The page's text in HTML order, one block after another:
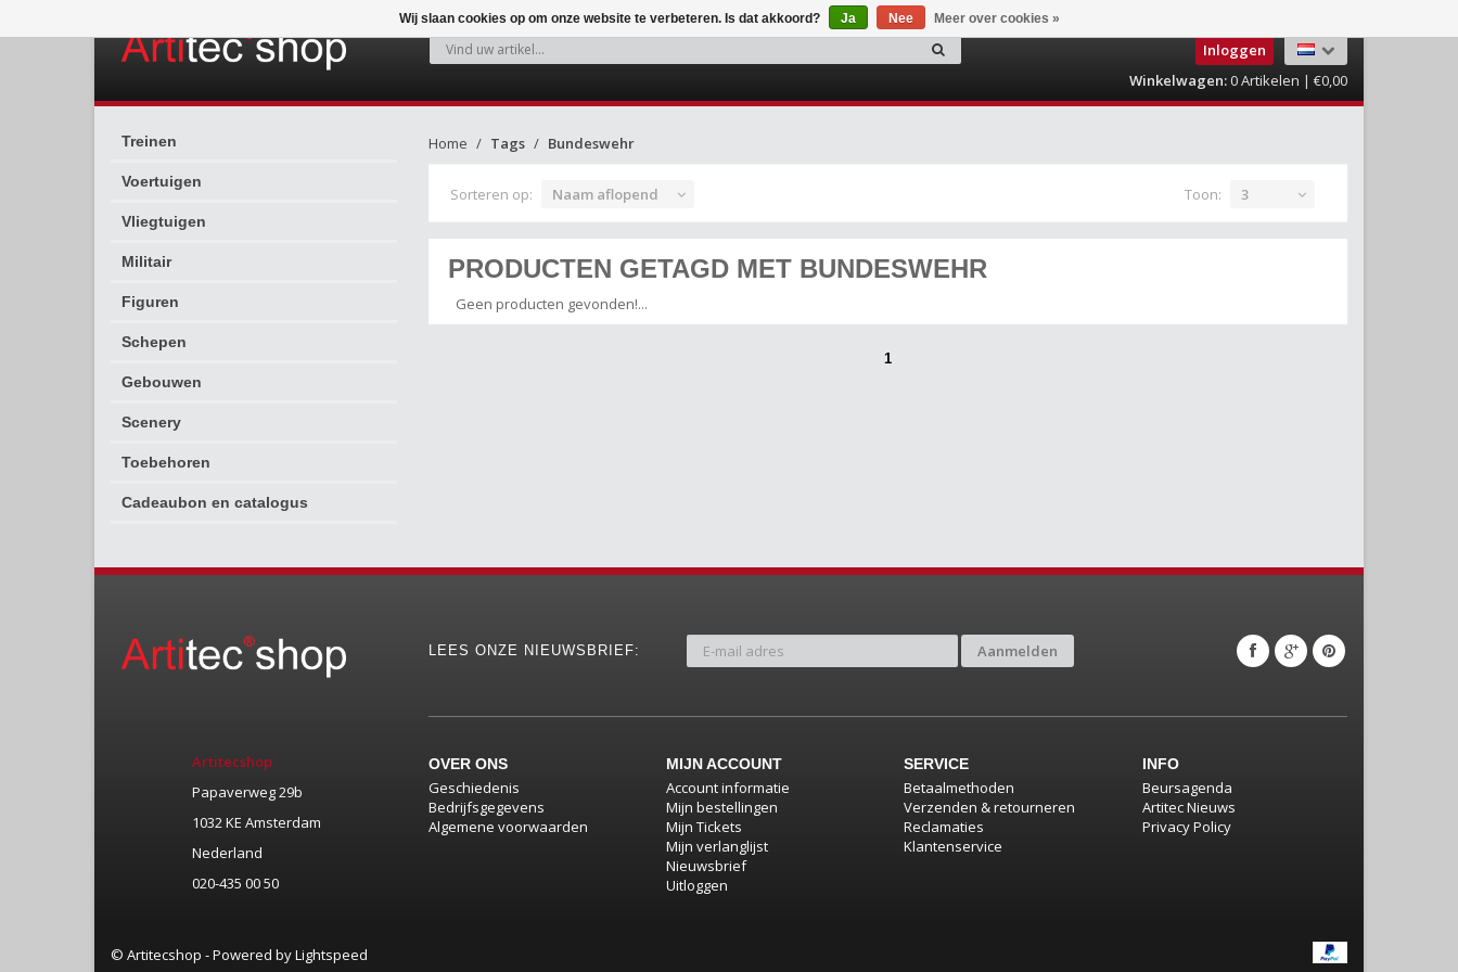
Inloggen
Winkelwagen:0Artikelen | €0,00
Treinen
Voertuigen
Vliegtuigen
Militair
Figuren
Schepen
Gebouwen
Scenery
Toebehoren
Cadeaubon en catalogus
Home Tags Bundeswehr
Sorteren op: Naam aflopend Toon: 3
PRODUCTEN GETAGD MET BUNDESWEHR
Geen producten gevonden!...
1
Artitecshop
Papaverweg 29b
1032 KE Amsterdam
Nederland
020-435 00 50
LEES ONZE NIEUWSBRIEF: Aanmelden
OVER ONS
Geschiedenis
Bedrijfsgegevens
Algemene voorwaarden
MIJN ACCOUNT
Account informatie
Mijn bestellingen
Mijn Tickets
Mijn verlanglijst
Nieuwsbrief
Uitloggen
SERVICE
Betaalmethoden
Verzenden & retourneren
Reclamaties
Klantenservice
INFO
Beursagenda
Artitec Nieuws
Privacy Policy
© Artitecshop - Powered byLightspeed
Wij slaan cookies op om onze website te verbeteren. Is dat akkoord? Ja Nee Meer over cookies »